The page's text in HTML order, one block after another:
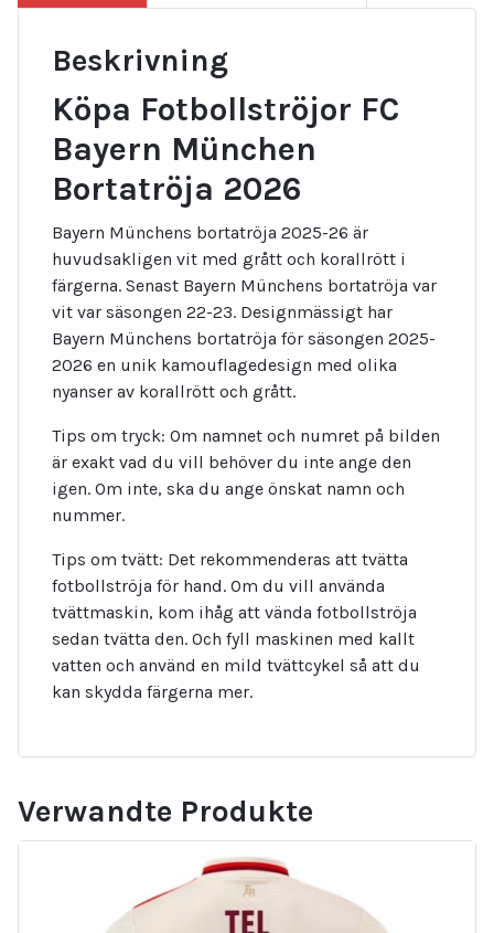
Beskrivning
Köpa Fotbollströjor FC
Bayern München
Bortatröja 2026
Bayern Münchens bortatröja 2025-26 är
huvudsakligen vit med grått och korallrött i
färgerna. Senast Bayern Münchens bortatröja var
vit var säsongen 22-23. Designmässigt har
Bayern Münchens bortatröja för säsongen 2025-
2026 en unik kamouflagedesign med olika
nyanser av korallrött och grått.
Tips om tryck: Om namnet och numret på bilden
är exakt vad du vill behöver du inte ange den
igen. Om inte, ska du ange önskat namn och
nummer.
Tips om tvätt: Det rekommenderas att tvätta
fotbollströja för hand. Om du vill använda
tvättmaskin, kom ihåg att vända fotbollströja
sedan tvätta den. Och fyll maskinen med kallt
vatten och använd en mild tvättcykel så att du
kan skydda färgerna mer.
Verwandte Produkte